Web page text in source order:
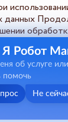
Профиль
должен
Я Робот
об услуге
помочь
Не